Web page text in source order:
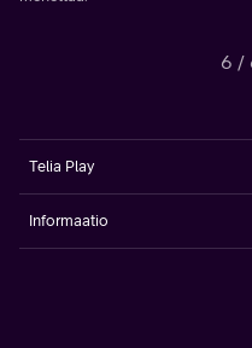
6 /
Telia Play
Informaatio